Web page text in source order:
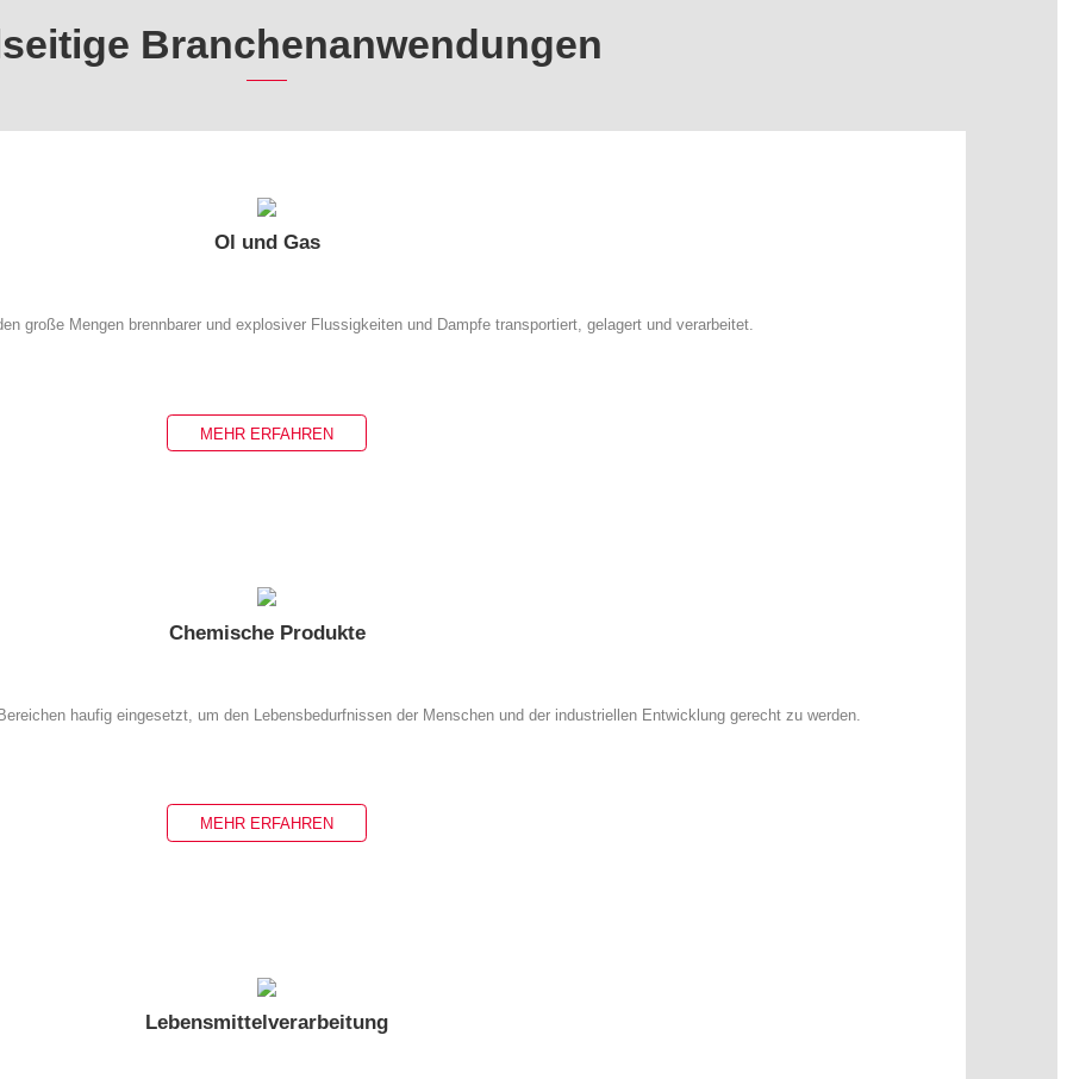
Branchenanwendungen
Ol und Gas
große Mengen brennbarer und explosiver Flussigkeiten und Dampfe transportiert, gelagert und verarbeitet.
MEHR ERFAHREN
Chemische Produkte
haufig eingesetzt, um den Lebensbedurfnissen der Menschen und der industriellen Entwicklung gerecht zu werden.
MEHR ERFAHREN
Lebensmittelverarbeitung